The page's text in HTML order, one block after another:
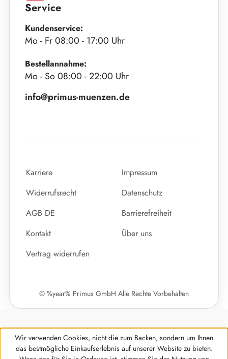
Service
Kundenservice:
Mo - Fr 08:00 - 17:00 Uhr
Bestellannahme:
Mo - So 08:00 - 22:00 Uhr
info@primus-muenzen.de
Karriere
Impressum
Widerrufsrecht
Datenschutz
AGB DE
Barrierefreiheit
Kontakt
Über uns
Vertrag widerrufen
© %year% Primus GmbH Alle Rechte Vorbehalten
Wir verwenden Cookies, nicht die zum Backen, sondern um Ihnen
das bestmögliche Einkaufserlebnis auf unserer Website zu bieten.